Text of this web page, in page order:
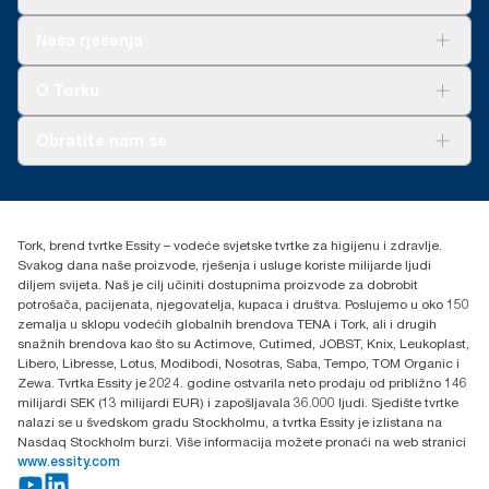
Odnosi se na Tork OptiServe® europski asortiman ponovnog
ponovnog punjenja u kombinaciji s podacima o potrošnji.
+385 913 900 004
H-1021 Budapest
Budakeszi út 51.
Tork, brend tvrtke Essity – vodeće svjetske tvrtke za higijenu i zdravlje.
Svakog dana naše proizvode, rješenja i usluge koriste milijarde ljudi
diljem svijeta. Naš je cilj učiniti dostupnima proizvode za dobrobit
potrošača, pacijenata, njegovatelja, kupaca i društva. Poslujemo u oko 150
zemalja u sklopu vodećih globalnih brendova TENA i Tork, ali i drugih
snažnih brendova kao što su Actimove, Cutimed, JOBST, Knix, Leukoplast,
Libero, Libresse, Lotus, Modibodi, Nosotras, Saba, Tempo, TOM Organic i
Zewa. Tvrtka Essity je 2024. godine ostvarila neto prodaju od približno 146
milijardi SEK (13 milijardi EUR) i zapošljavala 36.000 ljudi. Sjedište tvrtke
nalazi se u švedskom gradu Stockholmu, a tvrtka Essity je izlistana na
Nasdaq Stockholm burzi. Više informacija možete pronaći na web stranici
www.essity.com